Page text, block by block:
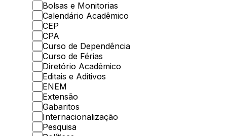
Bolsas e Monitorias
Calendário Acadêmico
CEP
CPA
Curso de Dependência
Curso de Férias
Diretório Acadêmico
Editais e Aditivos
ENEM
Extensão
Gabaritos
Internacionalização
Pesquisa